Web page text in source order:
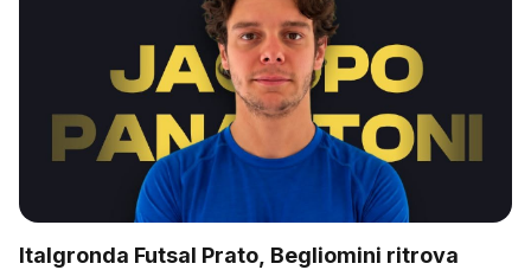
Italgronda Futsal Prato, Begliomini ritrova